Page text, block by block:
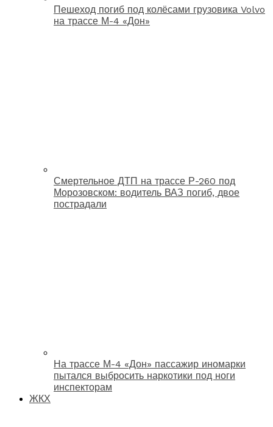
Пешеход погиб под колёсами грузовика Volvo
на трассе М-4 «Дон»
Смертельное ДТП на трассе Р-260 под
Морозовском: водитель ВАЗ погиб, двое
пострадали
На трассе М-4 «Дон» пассажир иномарки
пытался выбросить наркотики под ноги
инспекторам
ЖКХ